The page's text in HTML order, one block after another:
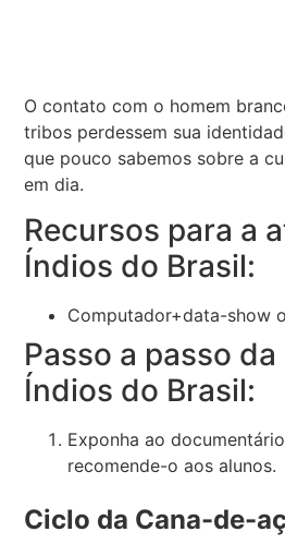
O contato com o homem
tribos perdessem sua
que pouco sabemos sobre a
em dia.
Recursos para a
Índios do Brasil:
Computador+data-show
Passo a passo
Índios do Brasil:
Exponha ao
recomende-o aos alunos.
Ciclo da Cana-de-